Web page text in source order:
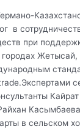
в
при
в сельском